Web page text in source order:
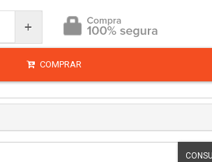
+
COMPRAR